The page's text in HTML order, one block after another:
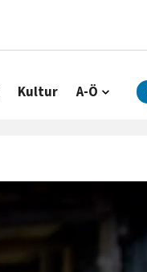
Kultur A-Ö